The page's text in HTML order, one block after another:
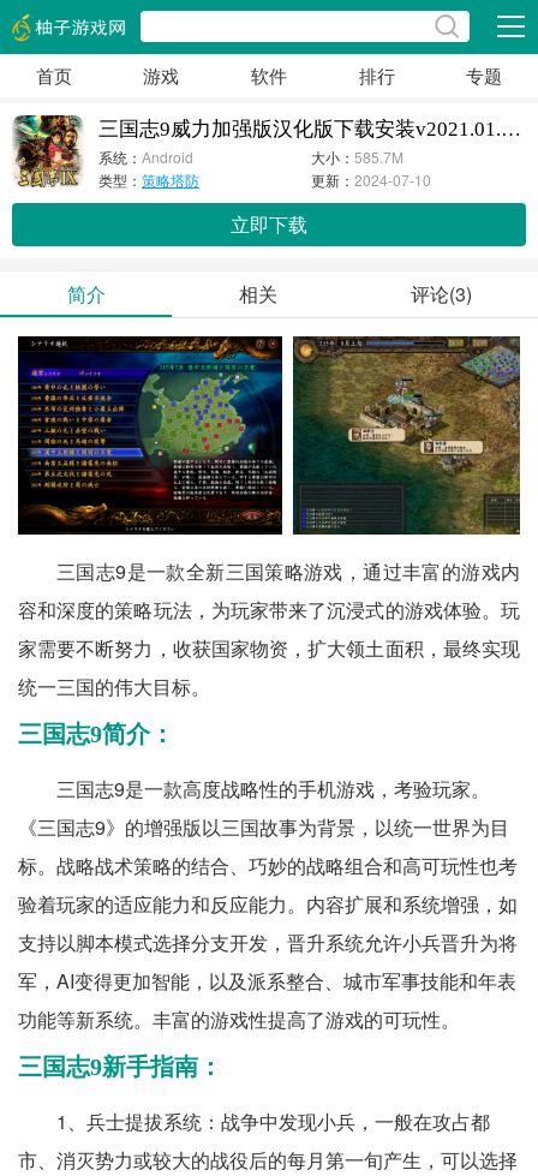
展开
首页 游戏 软件 排行 专题
三国志9威力加强版汉化版下载安装v2021.01.27.15
系统： Android 大小：585.7M
类型： 策略塔防 更新：2024-07-10
立即下载
简介 相关 评论(3)
三国志9是一款全新三国策略游戏，通过丰富的游戏内
容和深度的策略玩法，为玩家带来了沉浸式的游戏体验。玩
家需要不断努力，收获国家物资，扩大领土面积，最终实现
统一三国的伟大目标。
三国志9简介：
三国志9是一款高度战略性的手机游戏，考验玩家。
《三国志9》的增强版以三国故事为背景，以统一世界为目
标。战略战术策略的结合、巧妙的战略组合和高可玩性也考
验着玩家的适应能力和反应能力。内容扩展和系统增强，如
支持以脚本模式选择分支开发，晋升系统允许小兵晋升为将
军，AI变得更加智能，以及派系整合、城市军事技能和年表
功能等新系统。丰富的游戏性提高了游戏的可玩性。
三国志9新手指南：
1、兵士提拔系统：战争中发现小兵，一般在攻占都
市、消灭势力或较大的战役后的每月第一旬产生，可以选择